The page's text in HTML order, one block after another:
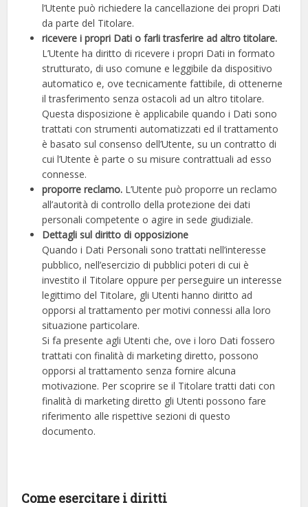
l’Utente può richiedere la cancellazione dei propri Dati
da parte del Titolare.
ricevere i propri Dati o farli trasferire ad altro titolare.
L’Utente ha diritto di ricevere i propri Dati in formato
strutturato, di uso comune e leggibile da dispositivo
automatico e, ove tecnicamente fattibile, di ottenerne
il trasferimento senza ostacoli ad un altro titolare.
Questa disposizione è applicabile quando i Dati sono
trattati con strumenti automatizzati ed il trattamento
è basato sul consenso dell’Utente, su un contratto di
cui l’Utente è parte o su misure contrattuali ad esso
connesse.
proporre reclamo. L’Utente può proporre un reclamo
all’autorità di controllo della protezione dei dati
personali competente o agire in sede giudiziale.
Dettagli sul diritto di opposizione
Quando i Dati Personali sono trattati nell’interesse
pubblico, nell’esercizio di pubblici poteri di cui è
investito il Titolare oppure per perseguire un interesse
legittimo del Titolare, gli Utenti hanno diritto ad
opporsi al trattamento per motivi connessi alla loro
situazione particolare.
Si fa presente agli Utenti che, ove i loro Dati fossero
trattati con finalità di marketing diretto, possono
opporsi al trattamento senza fornire alcuna
motivazione. Per scoprire se il Titolare tratti dati con
finalità di marketing diretto gli Utenti possono fare
riferimento alle rispettive sezioni di questo
documento.
Come esercitare i diritti